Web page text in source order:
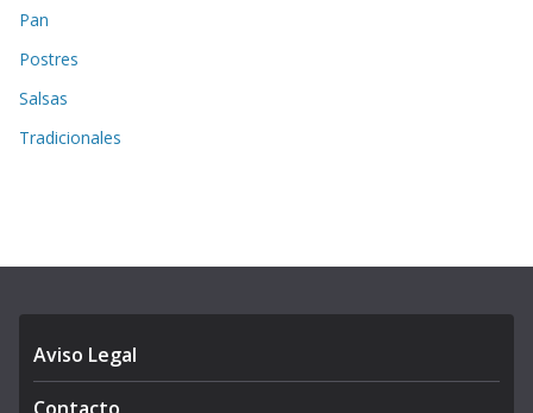
Pan
Postres
Salsas
Tradicionales
Aviso Legal